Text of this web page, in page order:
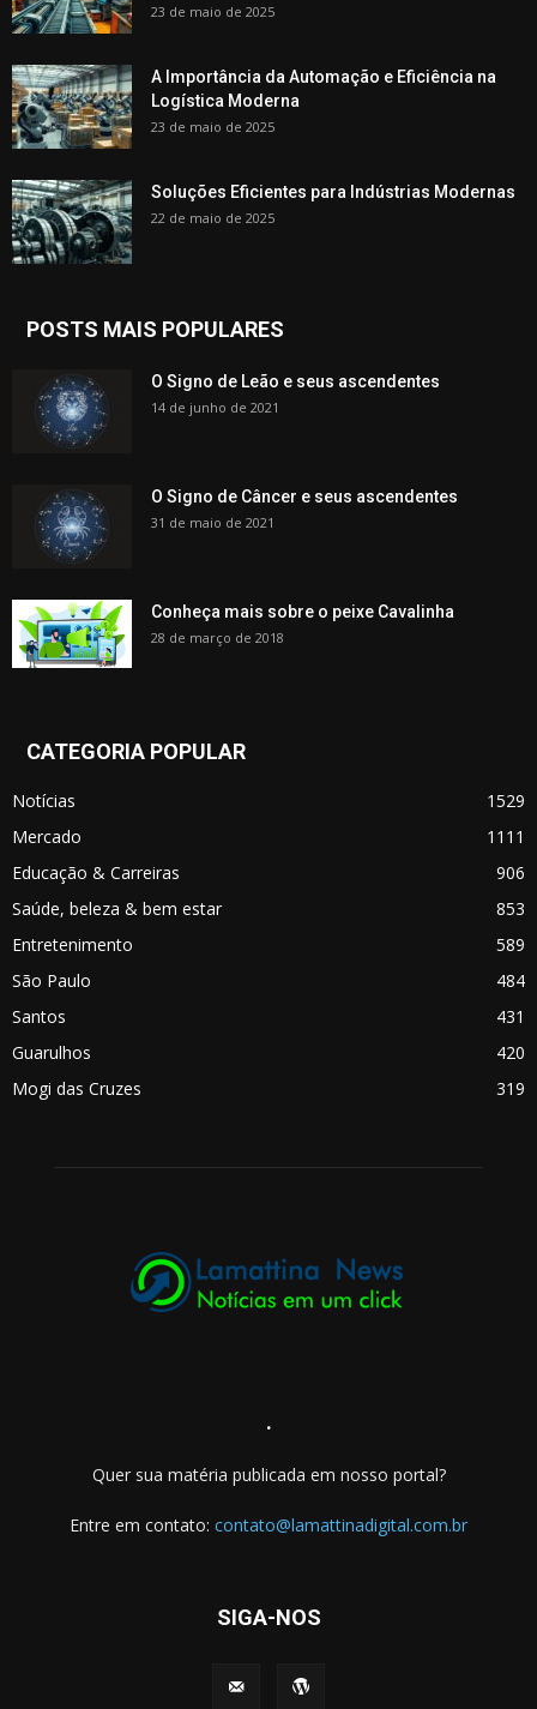
23 de maio de 2025
A Importância da Automação e Eficiência na
Logística Moderna
23 de maio de 2025
Soluções Eficientes para Indústrias Modernas
22 de maio de 2025
POSTS MAIS POPULARES
O Signo de Leão e seus ascendentes
14 de junho de 2021
O Signo de Câncer e seus ascendentes
31 de maio de 2021
Conheça mais sobre o peixe Cavalinha
28 de março de 2018
CATEGORIA POPULAR
Notícias
1529
Mercado
1111
Educação & Carreiras
906
Saúde, beleza & bem estar
853
Entretenimento
589
São Paulo
484
Santos
431
Guarulhos
420
Mogi das Cruzes
319
.
Quer sua matéria publicada em nosso portal?
Entre em contato: contato@lamattinadigital.com.br
SIGA-NOS